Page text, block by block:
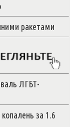
ракетами
ЛГБТ-
за 1.6